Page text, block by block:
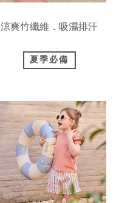
涼爽竹纖維．吸濕排汗
夏季必備